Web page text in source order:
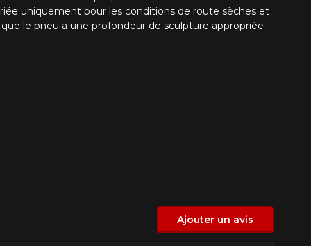
uniquement pour les conditions de route sèches et
le pneu a une profondeur de sculpture appropriée
Ajouter un avis